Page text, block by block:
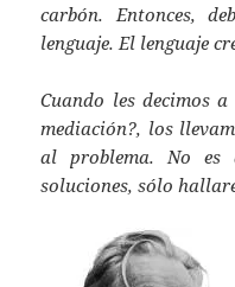
carbón. Entonces,
lenguaje. El lenguaje
Cuando les decimos
mediación?, los
al problema. No es
soluciones, sólo